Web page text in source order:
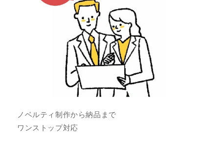
ノベルティ制作から納品まで
ワンストップ対応